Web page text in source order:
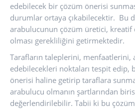
edebilecek bir çözüm önerisi
durumlar ortaya çıkabilecektir. Bu
arabulucunun çözüm üretici,
olması gerekliliğini getirmektedir.
Tarafların taleplerini, menfaatlerini,
edebilecekleri noktaları tespit edip,
önerisi haline getirip taraflara
arabulucu olmanın şartlarından
değerlendirilebilir. Tabii ki bu